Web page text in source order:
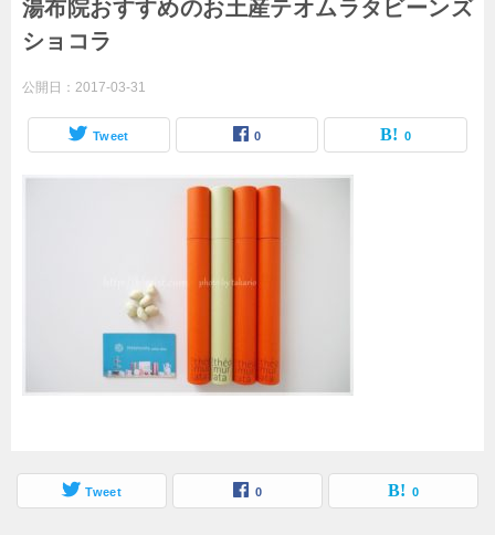
湯布院おすすめのお土産テオムラタビーンズ
ショコラ
公開日： 2017-03-31
Tweet 0 0
Tweet 0 0